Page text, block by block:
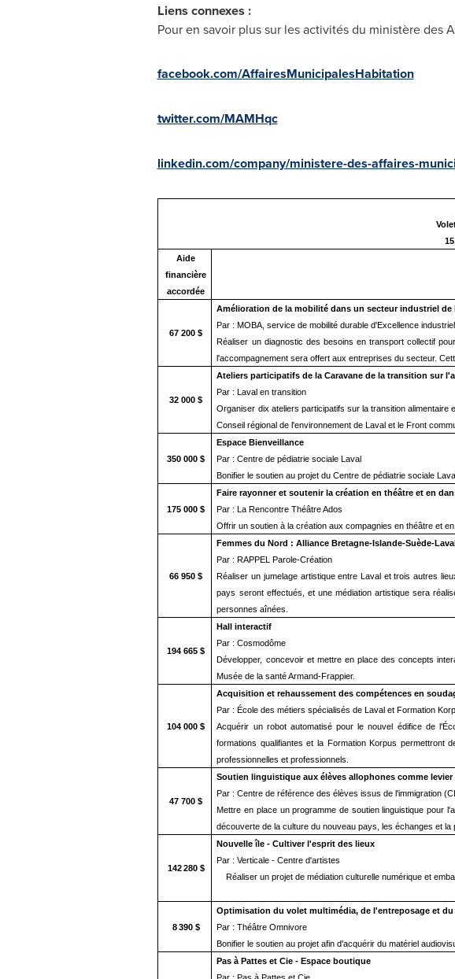
Liens connexes :
Pour en savoir plus sur les activités du ministère des
facebook.com/AffairesMunicipalesHabitation
twitter.com/MAMHqc
linkedin.com/company/ministere-des-affaires-
Aide
financière
accordée
67 200 $
Amélioration de la mobilité dans un secteur industriel de
Par : MOBA, service de mobilité durable d'Excellence
Réaliser un diagnostic des besoins en transport collectif
l'accompagnement sera offert aux entreprises du secteur.
32 000 $
Ateliers participatifs de la Caravane de la transition sur
Par : Laval en transition
Organiser dix ateliers participatifs sur la transition alimentaire
Conseil régional de l'environnement de Laval et le Front
350 000 $
Espace Bienveillance
Par : Centre de pédiatrie sociale Laval
Bonifier le soutien au projet du Centre de pédiatrie sociale
175 000 $
Faire rayonner et soutenir la création en théâtre et en
Par : La Rencontre Théâtre Ados
Offrir un soutien à la création aux compagnies en théâtre et
66 950 $
Femmes du Nord : Alliance Bretagne-Islande-Suède-
Par : RAPPEL Parole-Création
Réaliser un jumelage artistique entre Laval et trois autres
pays seront effectués, et une médiation artistique sera
personnes aînées.
194 665 $
Hall interactif
Par : Cosmodôme
Développer, concevoir et mettre en place des concepts
Musée de la santé Armand-Frappier.
104 000 $
Acquisition et rehaussement des compétences en
Par : École des métiers spécialisés de Laval et Formation
Acquérir un robot automatisé pour le nouvel édifice de
formations qualifiantes et la Formation Korpus permettront
professionnelles et professionnels.
47 700 $
Soutien linguistique aux élèves allophones comme
Par : Centre de référence des élèves issus de l'immigration
Mettre en place un programme de soutien linguistique pour
découverte de la culture du nouveau pays, les échanges et la
142 280 $
Nouvelle île - Cultiver l'esprit des lieux
Par : Verticale - Centre d'artistes
Réaliser un projet de médiation culturelle numérique et
8 390 $
Optimisation du volet multimédia, de l'entreposage et
Par : Théâtre Omnivore
Bonifier le soutien au projet afin d'acquérir du matériel
Pas à Pattes et Cie - Espace boutique